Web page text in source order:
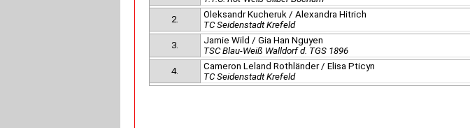
2.
Oleksandr Kucheruk / Alexandra Hitrich
TC Seidenstadt Krefeld
3.
Jamie Wild / Gia Han Nguyen
TSC Blau-Weiß Walldorf d. TGS 1896
4.
Cameron Leland Rothländer / Elisa Pticyn
TC Seidenstadt Krefeld